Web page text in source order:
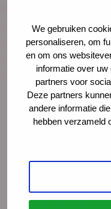
We gebruiken
personaliseren, om
en om ons
informatie over
partners voor
Deze partners
andere informatie
hebben verzameld
elementen maakt
Download de
GIZhier .
Probleem
Het huidige stelsel
voelen zich
moeten vaak op
dikwijls op
gezinssysteem
beeld. Het blijkt dat